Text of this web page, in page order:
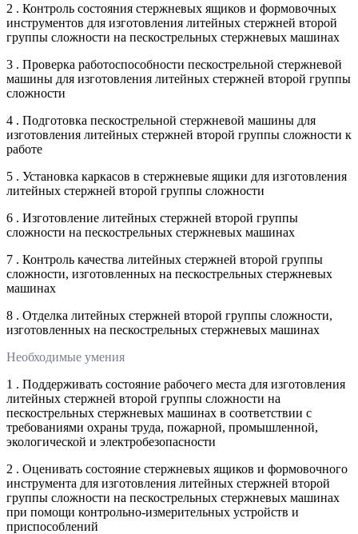
2 . Контроль состояния стержневых ящиков и формовочных
инструментов для изготовления литейных стержней второй
группы сложности на пескострельных стержневых машинах
3 . Проверка работоспособности пескострельной стержневой
машины для изготовления литейных стержней второй группы
сложности
4 . Подготовка пескострельной стержневой машины для
изготовления литейных стержней второй группы сложности к
работе
5 . Установка каркасов в стержневые ящики для изготовления
литейных стержней второй группы сложности
6 . Изготовление литейных стержней второй группы
сложности на пескострельных стержневых машинах
7 . Контроль качества литейных стержней второй группы
сложности, изготовленных на пескострельных стержневых
машинах
8 . Отделка литейных стержней второй группы сложности,
изготовленных на пескострельных стержневых машинах
Необходимые умения
1 . Поддерживать состояние рабочего места для изготовления
литейных стержней второй группы сложности на
пескострельных стержневых машинах в соответствии с
требованиями охраны труда, пожарной, промышленной,
экологической и электробезопасности
2 . Оценивать состояние стержневых ящиков и формовочного
инструмента для изготовления литейных стержней второй
группы сложности на пескострельных стержневых машинах
при помощи контрольно-измерительных устройств и
приспособлений